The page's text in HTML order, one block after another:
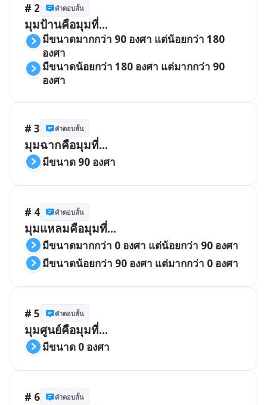
# 2 คำตอบสั้น
มุมป้านคือมุมที่...
มีขนาดมากกว่า 90 องศา แต่น้อยกว่า 180
องศา
มีขนาดน้อยกว่า 180 องศา แต่มากกว่า 90
องศา
# 3 คำตอบสั้น
มุมฉากคือมุมที่...
มีขนาด 90 องศา
# 4 คำตอบสั้น
มุมแหลมคือมุมที่...
มีขนาดมากกว่า 0 องศา แต่น้อยกว่า 90 องศา
มีขนาดน้อยกว่า 90 องศา แต่มากกว่า 0 องศา
# 5 คำตอบสั้น
มุมศูนย์คือมุมที่...
มีขนาด 0 องศา
# 6 คำตอบสั้น